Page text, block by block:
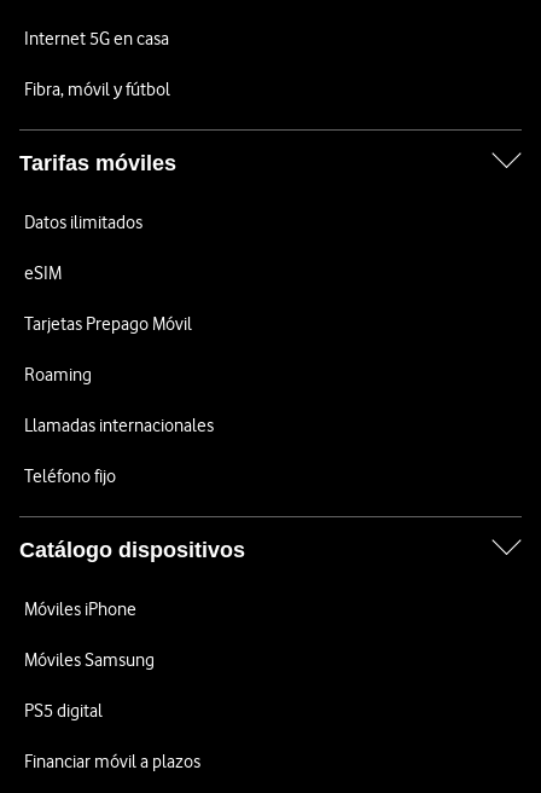
Internet 5G en casa
Fibra, móvil y fútbol
Tarifas móviles
Datos ilimitados
eSIM
Tarjetas Prepago Móvil
Roaming
Llamadas internacionales
Teléfono fijo
Catálogo dispositivos
Móviles iPhone
Móviles Samsung
PS5 digital
Financiar móvil a plazos